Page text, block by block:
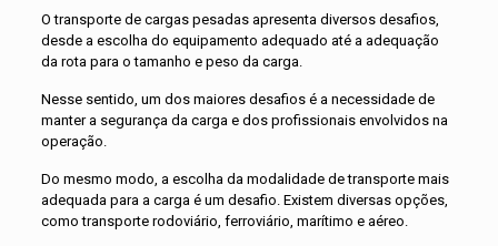
O transporte de cargas pesadas apresenta diversos desafios,
desde a escolha do equipamento adequado até a adequação
da rota para o tamanho e peso da carga.
Nesse sentido, um dos maiores desafios é a necessidade de
manter a segurança da carga e dos profissionais envolvidos na
operação.
Do mesmo modo, a escolha da modalidade de transporte mais
adequada para a carga é um desafio. Existem diversas opções,
como transporte rodoviário, ferroviário, marítimo e aéreo.